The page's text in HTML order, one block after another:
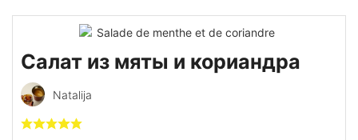
Салат из мяты и кориандра
Natalija